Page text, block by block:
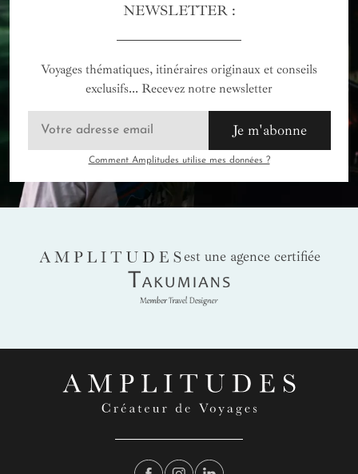
NEWSLETTER :
Voyages thématiques, itinéraires originaux et conseils
exclusifs... Recevez notre newsletter
Je m'abonne
Comment Amplitudes utilise mes données ?
AMPLITUDES
est une agence certifiée
Takumians